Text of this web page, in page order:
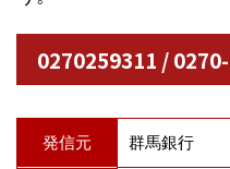
0270259311 /
発信元 群馬銀行